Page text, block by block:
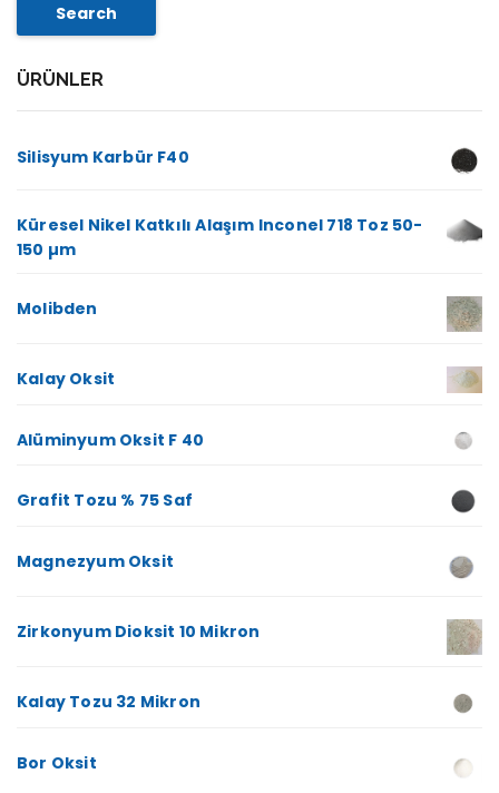
Search
ÜRÜNLER
Silisyum Karbür F40
Küresel Nikel Katkılı Alaşım Inconel 718 Toz 50-
150 µm
Molibden
Kalay Oksit
Alüminyum Oksit F 40
Grafit Tozu % 75 Saf
Magnezyum Oksit
Zirkonyum Dioksit 10 Mikron
Kalay Tozu 32 Mikron
Bor Oksit